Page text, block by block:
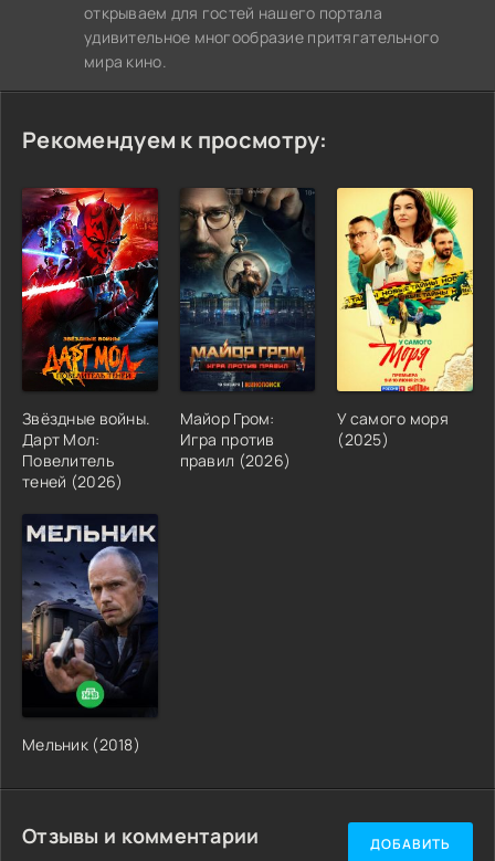
открываем для гостей нашего портала
удивительное многообразие притягательного
мира кино.
Рекомендуем к просмотру:
Звёздные войны.
Дарт Мол:
Повелитель
теней (2026)
Майор Гром:
Игра против
правил (2026)
У самого моря
(2025)
Мельник (2018)
Отзывы и комментарии ДОБАВИТЬ